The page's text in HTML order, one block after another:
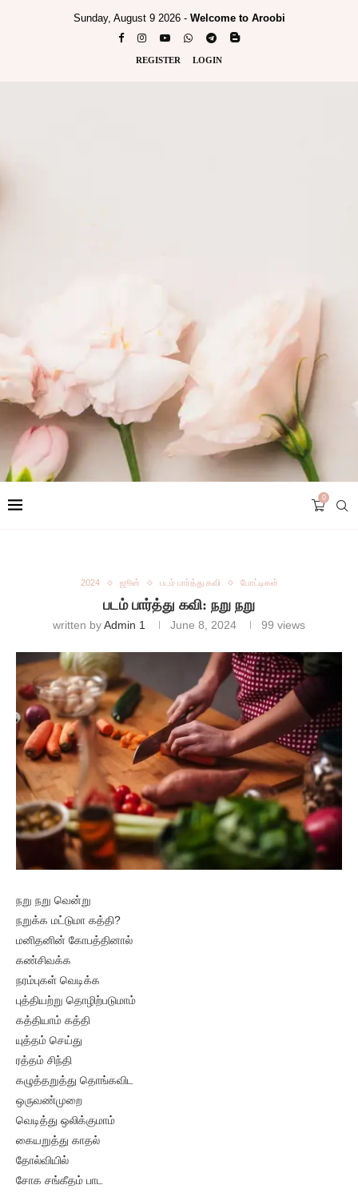
Sunday, August 9 2026 - Welcome to Aroobi
REGISTER LOGIN
0
2024 ஜூன் படம் பார்த்து கவி போட்டிகள்
படம் பார்த்து கவி: நறு நறு
written byAdmin 1 June 8, 2024 99 views
நறு நறு வென்று
நறுக்க மட்டுமா கத்தி?
மனிதனின் கோபத்தினால்
கண்சிவக்க
நரம்புகள் வெடிக்க
புத்தியற்று தொழிற்படுமாம்
கத்தியாம் கத்தி
யுத்தம் செய்து
ரத்தம் சிந்தி
கழுத்தறுத்து தொங்கவிட
ஒருவண்முறை
வெடித்து ஒலிக்குமாம்
கையறுத்து காதல்
தோல்வியில்
சோக சங்கீதம் பாட